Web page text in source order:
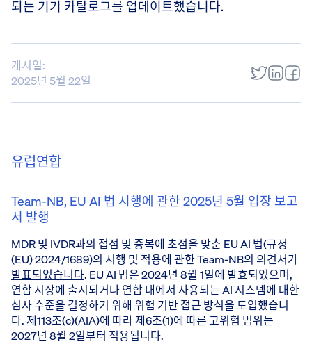
되는 기기 카탈로그를 업데이트했습니다.
게시일:
2025년 5월 22일
유럽연합
Team-NB, EU AI 법 시행에 관한 2025년 5월 입장 보고
서 발행
MDR 및 IVDR과의 접점 및 중복에 초점을 맞춘 EU AI 법(규정
(EU) 2024/1689)의 시행 및 적용에 관한 Team-NB의 의견서가
발표되었습니다. EU AI 법은 2024년 8월 1일에 발효되었으며,
연합 시장에 출시되거나 연합 내에서 사용되는 AI 시스템에 대한
심사 수준을 결정하기 위해 위험 기반 접근 방식을 도입했습니
다. 제113조(c)(AIA)에 따라 제6조(1)에 따른 고위험 범위는
2027년 8월 2일부터 적용됩니다.